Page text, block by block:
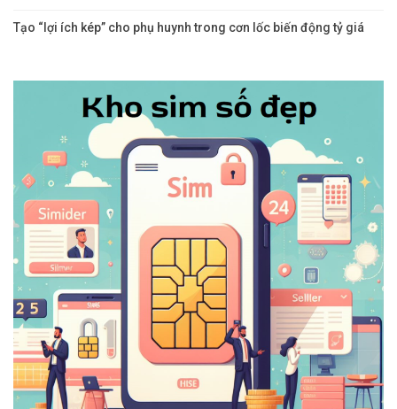
Tạo “lợi ích kép” cho phụ huynh trong cơn lốc biến động tỷ giá